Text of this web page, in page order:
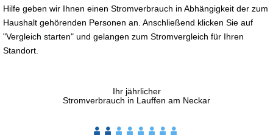
Hilfe geben wir Ihnen einen Stromverbrauch in Abhängigkeit der zum
Haushalt gehörenden Personen an. Anschließend klicken Sie auf
"Vergleich starten" und gelangen zum Stromvergleich für Ihren
Standort.
Ihr jährlicher
Stromverbrauch in Lauffen am Neckar